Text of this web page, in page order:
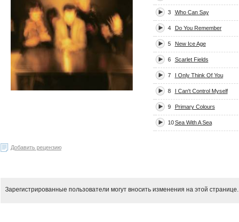
3 Who Can Say
4 Do You Remember
5 New Ice Age
6 Scarlet Fields
7 I Only Think Of You
8 I Can't Control Myself
9 Primary Colours
10 Sea With A Sea
Добавить рецензию
Зарегистрированные пользователи могут вносить изменения на этой странице.